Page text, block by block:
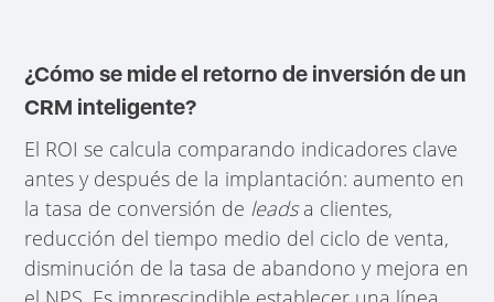
¿Cómo se mide el retorno de inversión de un
CRM inteligente?
El ROI se calcula comparando indicadores clave
antes y después de la implantación: aumento en
la tasa de conversión de leadsa clientes,
reducción del tiempo medio del ciclo de venta,
disminución de la tasa de abandono y mejora en